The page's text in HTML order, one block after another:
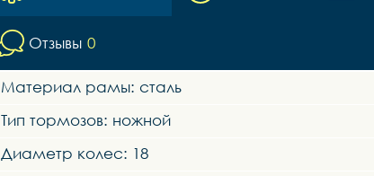
Отзывы 0
Материал рамы: сталь
Тип тормозов: ножной
Диаметр колес: 18